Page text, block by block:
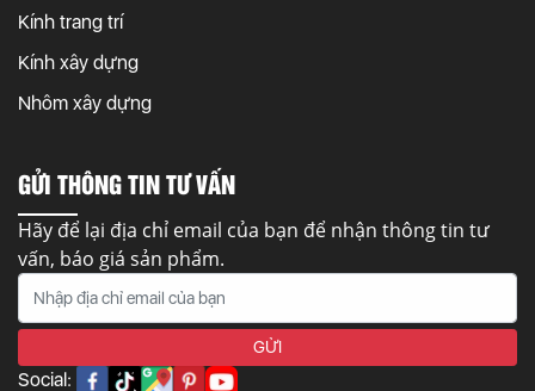
Kính trang trí
Kính xây dựng
Nhôm xây dựng
GỬI THÔNG TIN TƯ VẤN
Hãy để lại địa chỉ email của bạn để nhận thông tin tư
vấn, báo giá sản phẩm.
Social: